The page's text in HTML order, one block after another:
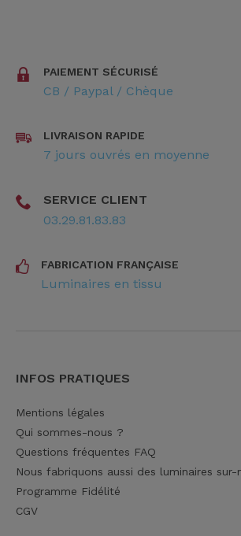
PAIEMENT SÉCURISÉ
CB / Paypal / Chèque
LIVRAISON RAPIDE
7 jours ouvrés en moyenne
SERVICE CLIENT
03.29.81.83.83
FABRICATION FRANÇAISE
Luminaires en tissu
INFOS PRATIQUES
Mentions légales
Qui sommes-nous ?
Questions fréquentes FAQ
Nous fabriquons aussi des luminaires sur-
Programme Fidélité
CGV